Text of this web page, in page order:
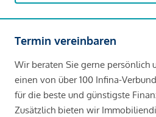
Termin vereinbaren
Wir beraten Sie gerne persönlich
einen von über 100 Infina-
für die beste und günstigste
Zusätzlich bieten wir